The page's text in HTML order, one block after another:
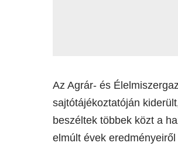
Az Agrár- és
sajtótájékoztatóján
beszéltek többek közt a
elmúlt évek eredményeiről